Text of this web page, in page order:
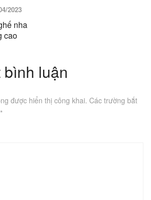
2023
nha
cao
luận
được hiển thị công khai. Các trường bắt
*